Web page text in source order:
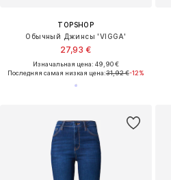
TOPSHOP
Обычный Джинсы 'VIGGA'
27,93 €
Изначальная цена: 49,90 €
Последняя самая низкая цена:31,92 €-12%